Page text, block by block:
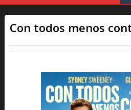
Con todos menos